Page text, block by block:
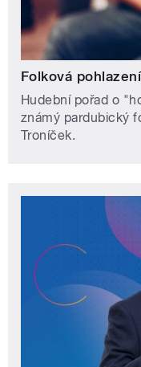
Folková pohlazení
Hudební pořad o
známý pardubický
Troníček.